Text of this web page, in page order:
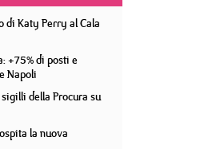
di Katy Perry al Cala
+75% di posti e
Napoli
della Procura su
la nuova